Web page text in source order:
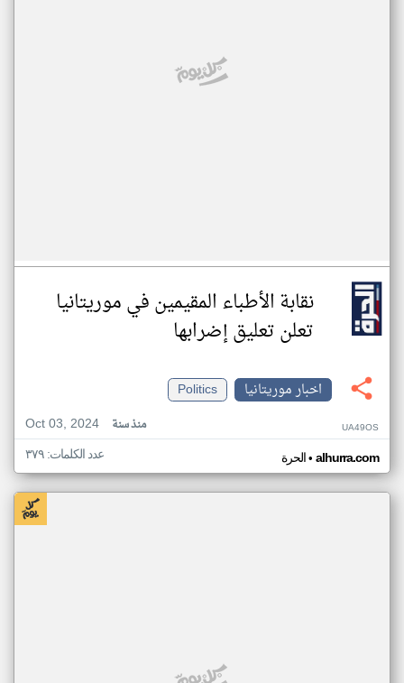
نقابة الأطباء المقيمين في موريتانيا
تعلن تعليق إضرابها
اخبار موريتانيا
Politics
Oct 03, 2024
منذ سنة UA49OS
الحرة• alhurra.com عدد الكلمات: ٣٧٩